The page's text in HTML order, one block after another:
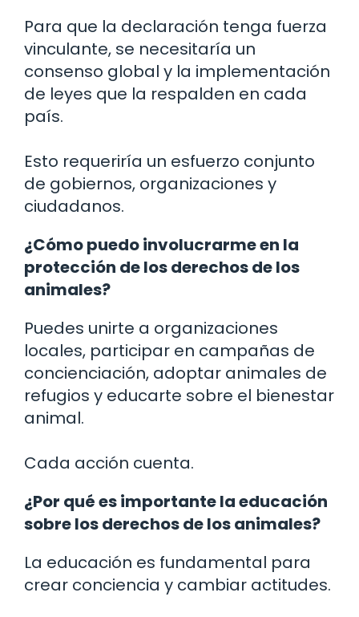
Para que la declaración tenga fuerza
vinculante, se necesitaría un
consenso global y la implementación
de leyes que la respalden en cada
país.
Esto requeriría un esfuerzo conjunto
de gobiernos, organizaciones y
ciudadanos.
¿Cómo puedo involucrarme en la
protección de los derechos de los
animales?
Puedes unirte a organizaciones
locales, participar en campañas de
concienciación, adoptar animales de
refugios y educarte sobre el bienestar
animal.
Cada acción cuenta.
¿Por qué es importante la educación
sobre los derechos de los animales?
La educación es fundamental para
crear conciencia y cambiar actitudes.